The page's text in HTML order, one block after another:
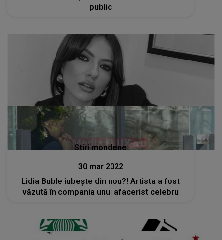
public
Stiri mondene
30 mar 2022
Lidia Buble iubește din nou?! Artista a fost
văzută în compania unui afacerist celebru